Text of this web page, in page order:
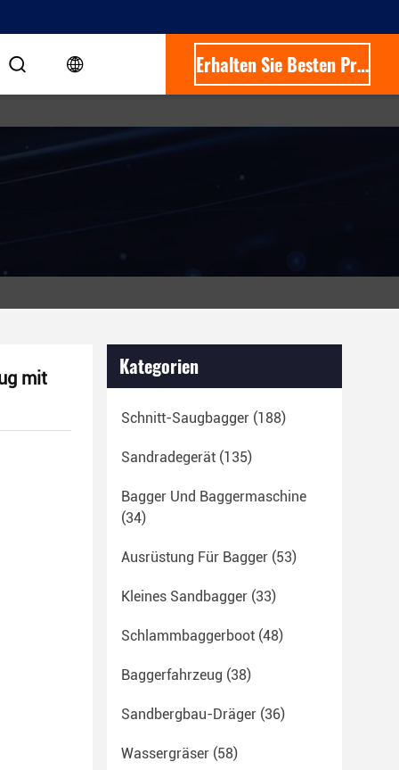
Erhalten Sie Besten Preis
mit
Kategorien
Schnitt-Saugbagger (188)
Sandradegerät (135)
Bagger Und Baggermaschine
(34)
Ausrüstung Für Bagger (53)
Kleines Sandbagger (33)
Schlammbaggerboot (48)
Baggerfahrzeug (38)
Sandbergbau-Dräger (36)
Wassergräser (58)